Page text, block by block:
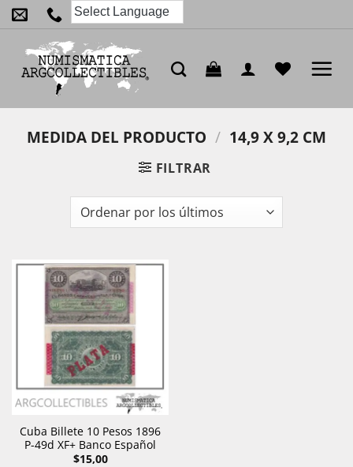
Saltar
al
contenido
MEDIDA DEL PRODUCTO / 14,9 X 9,2 CM
FILTRAR
Cuba Billete 10 Pesos 1896
P-49d XF+ Banco Español
$15,00